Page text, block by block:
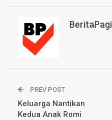
BeritaPagi
PREV POST
Keluarga Nantikan
Kedua Anak Romi